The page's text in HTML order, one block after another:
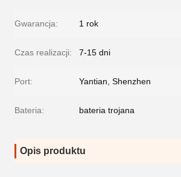
Gwarancja: 1 rok
Czas realizacji: 7-15 dni
Port: Yantian, Shenzhen
Bateria: bateria trojana
Opis produktu